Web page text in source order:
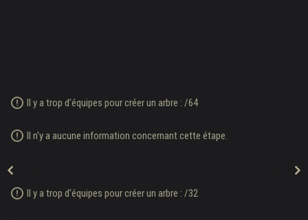
Il y a trop d'équipes pour créer un arbre : /64
Il n'y a aucune information concernant cette étape.
Il y a trop d'équipes pour créer un arbre : /32